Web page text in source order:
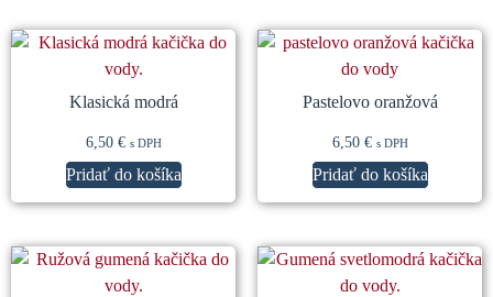
Klasická modrá
6,50 € s DPH
Pridať do košíka
Pastelovo oranžová
6,50 € s DPH
Pridať do košíka